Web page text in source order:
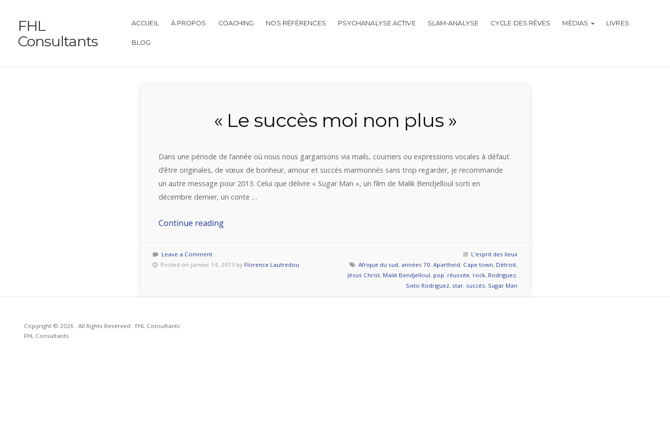
FHL
Consultants
ACCUEIL À PROPOS COACHING NOS RÉFÉRENCES PSYCHANALYSE ACTIVE SLAM-ANALYSE CYCLE DES RÊVES MÉDIAS LIVRES
BLOG
« Le succès moi non plus »
Dans une période de l’année où nous nous gargarisons via mails, courriers ou expressions vocales à défaut
d’être originales, de vœux de bonheur, amour et succès marmonnés sans trop regarder, je recommande
un autre message pour 2013. Celui que délivre « Sugar Man », un film de Malik Bendjelloul sorti en
décembre dernier, un conte …
Continue reading« «
moi
plus
Leave a Comment
Posted on janvier 14, 2013 by Florence Lautredou
L'esprit des lieux
Afrique du sud, années 70, Apartheid, Cape town, Détroit,
Jésus Christ, Malik Bendjelloul, pop, réussite, rock, Rodriguez,
Sixto Rodriguez, star, succès, Sugar Man
Copyright © 2026 · All Rights Reserved · FHL Consultants
FHL Consultants